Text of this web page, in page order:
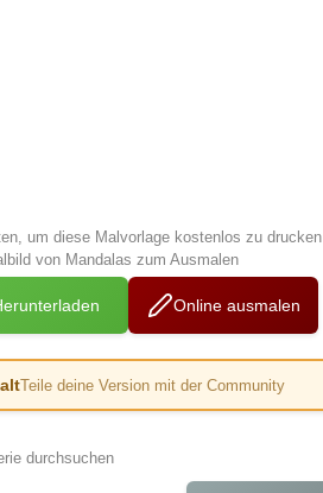
um diese Malvorlage kostenlos zu drucken
von Mandalas zum Ausmalen
Online ausmalen
Teile deine Version mit der Community
durchsuchen